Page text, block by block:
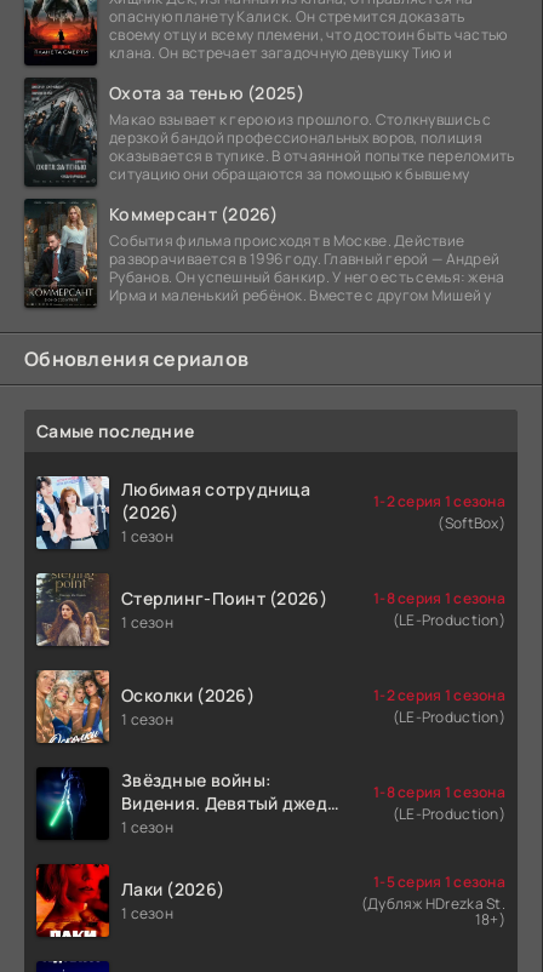
опасную планету Калиск. Он стремится доказать
своему отцу и всему племени, что достоин быть частью
клана. Он встречает загадочную девушку Тию и
Охота за тенью (2025)
Макао взывает к герою из прошлого. Столкнувшись с
дерзкой бандой профессиональных воров, полиция
оказывается в тупике. В отчаянной попытке переломить
ситуацию они обращаются за помощью к бывшему
Коммерсант (2026)
События фильма происходят в Москве. Действие
разворачивается в 1996 году. Главный герой — Андрей
Рубанов. Он успешный банкир. У него есть семья: жена
Ирма и маленький ребёнок. Вместе с другом Мишей у
Обновления сериалов
Самые последние
Любимая сотрудница
(2026)
1 сезон
1-2 серия 1 сезона
(SoftBox)
Стерлинг-Поинт (2026)
1 сезон
1-8 серия 1 сезона
(LE-Production)
Осколки (2026)
1 сезон
1-2 серия 1 сезона
(LE-Production)
Звёздные войны:
Видения. Девятый джедай
(2026)
1 сезон
1-8 серия 1 сезона
(LE-Production)
Лаки (2026)
1 сезон
1-5 серия 1 сезона
(Дубляж HDrezka St.
18+)